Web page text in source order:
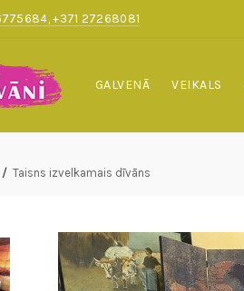
+371 27268081
GALVENĀ VEIKALS
Taisns izvelkamais dīvāns